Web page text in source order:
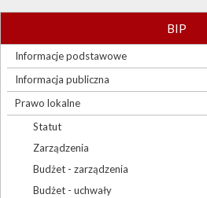
BIP
Informacje podstawowe
Informacja publiczna
Prawo lokalne
Statut
Zarządzenia
Budżet - zarządzenia
Budżet - uchwały